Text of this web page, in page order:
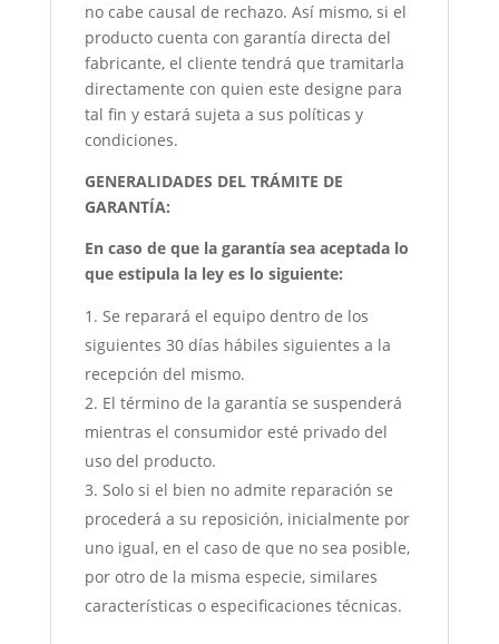
no cabe causal de rechazo. Así mismo, si el
producto cuenta con garantía directa del
fabricante, el cliente tendrá que tramitarla
directamente con quien este designe para
tal fin y estará sujeta a sus políticas y
condiciones.
GENERALIDADES DEL TRÁMITE DE
GARANTÍA:
En caso de que la garantía sea aceptada lo
que estipula la ley es lo siguiente:
Se reparará el equipo dentro de los
siguientes 30 días hábiles siguientes a la
recepción del mismo.
El término de la garantía se suspenderá
mientras el consumidor esté privado del
uso del producto.
Solo si el bien no admite reparación se
procederá a su reposición, inicialmente por
uno igual, en el caso de que no sea posible,
por otro de la misma especie, similares
características o especificaciones técnicas.